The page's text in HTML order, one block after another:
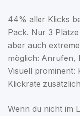
44% aller Klicks
Pack. Nur 3
aber auch
möglich: Anrufen,
Visuell prominent:
Klickrate
Wenn du nicht im